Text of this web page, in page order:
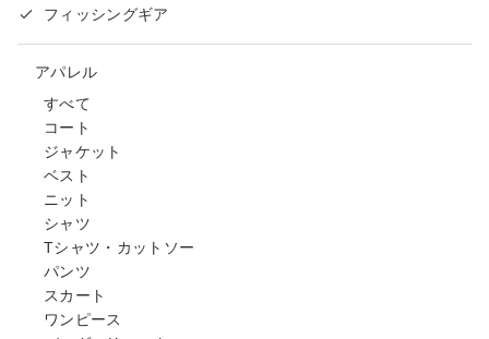
フィッシングギア
アパレル
すべて
コート
ジャケット
ベスト
ニット
シャツ
Tシャツ・カットソー
パンツ
スカート
ワンピース